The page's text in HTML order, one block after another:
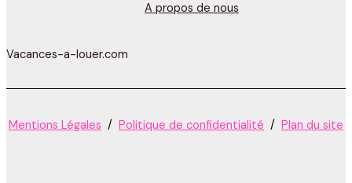
A propos de nous
Vacances-a-louer.com
Mentions Légales / Politique de confidentialité / Plan du site